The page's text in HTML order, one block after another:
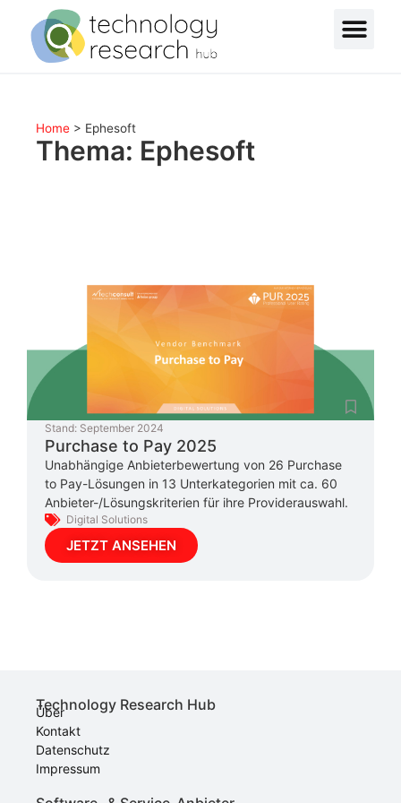
Home > Ephesoft
Thema: Ephesoft
Stand: September 2024
Purchase to Pay 2025
Unabhängige Anbieterbewertung von 26 Purchase
to Pay-Lösungen in 13 Unterkategorien mit ca. 60
Anbieter-/Lösungskriterien für ihre Providerauswahl.
Digital Solutions
JETZT ANSEHEN
Technology Research Hub
Über
Kontakt
Datenschutz
Impressum